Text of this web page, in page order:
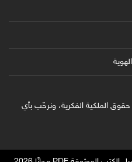
حقوق الملكية الفكرية، ونرحّب بأي